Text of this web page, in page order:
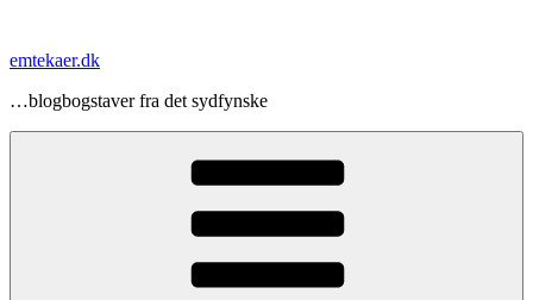
indhold
emtekaer.dk
…blogbogstaver fra det sydfynske